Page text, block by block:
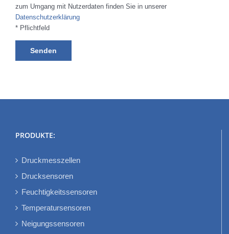
zum Umgang mit Nutzerdaten finden Sie in unserer
Datenschutzerklärung
* Pflichtfeld
PRODUKTE:
Druckmesszellen
Drucksensoren
Feuchtigkeitssensoren
Temperatursensoren
Neigungssensoren